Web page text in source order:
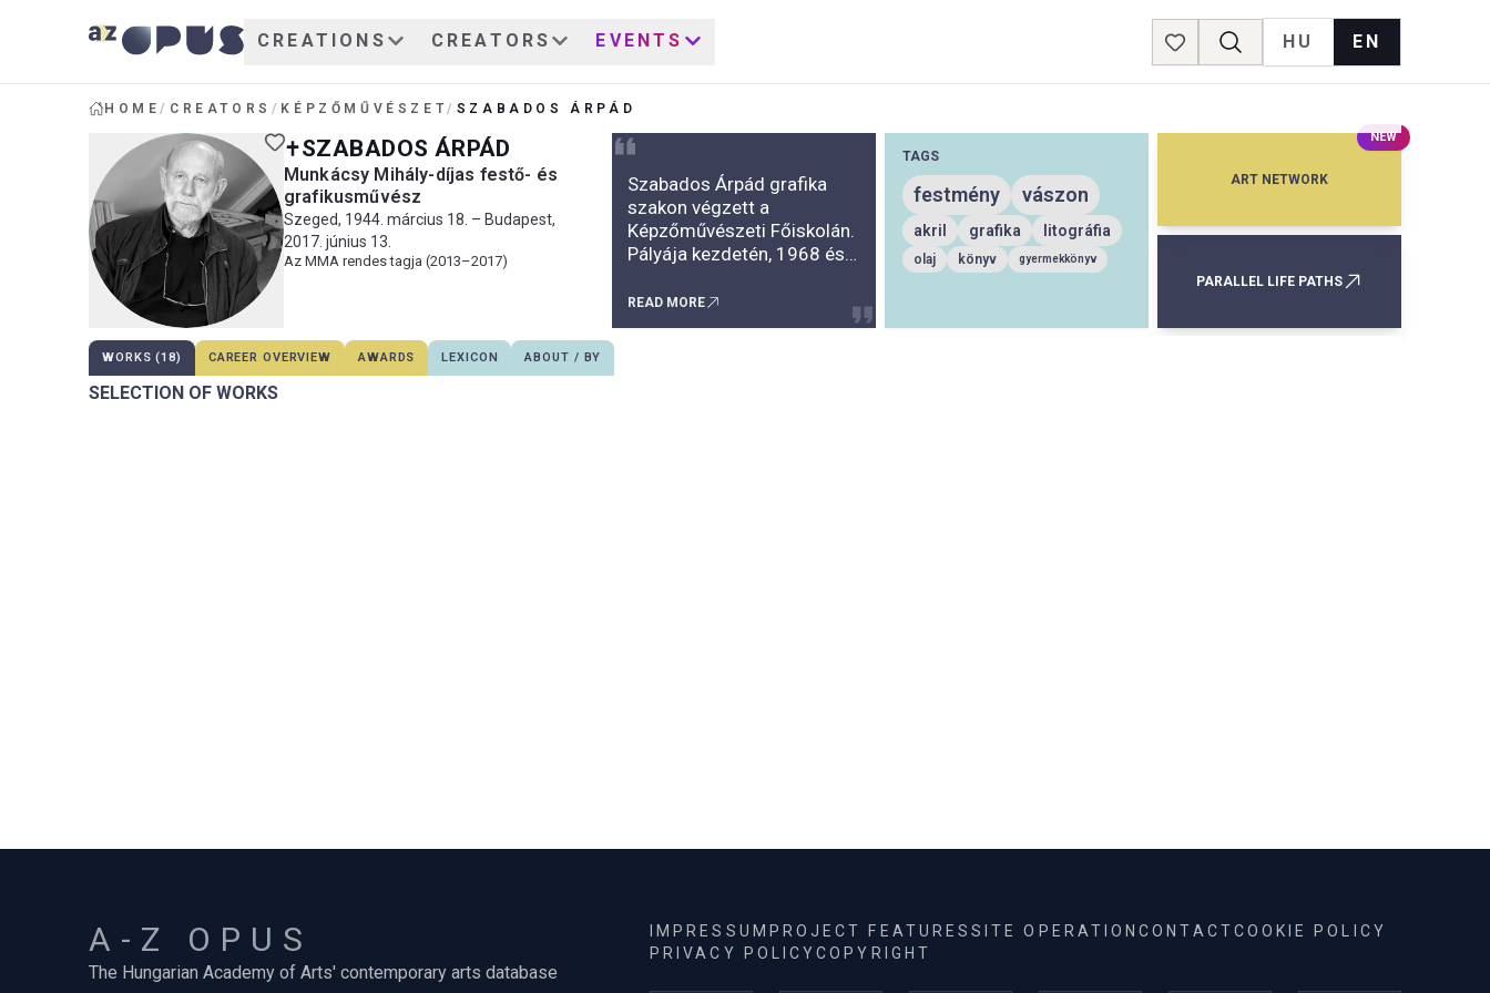
CREATIONS CREATORS EVENTS
Favorites
HU EN
HOME/ CREATORS / KÉPZŐMŰVÉSZET/ SZABADOS ÁRPÁD
SZABADOS ÁRPÁD
Munkácsy Mihály-díjas festő- és
grafikusművész
Szeged, 1944. március 18. – Budapest,
2017. június 13.
Az MMA rendes tagja (2013–2017)
Szabados Árpád grafika
szakon végzett a
Képzőművészeti Főiskolán.
Pályája kezdetén, 1968 és
mesterségbeli tökéletesség
mellett a személyes
READ MORE
TAGS
festmény vászon
akril grafika litográfia
olaj könyv gyermekkönyv
NEW
ART NETWORK
PARALLEL LIFE PATHS
WORKS (18) CAREER OVERVIEW AWARDS LEXICON ABOUT / BY
SELECTION OF WORKS
A-Z OPUS
The Hungarian Academy of Arts' contemporary arts database
IMPRESSUM PROJECT FEATURESSITE OPERATIONCONTACTCOOKIE POLICY
PRIVACY POLICYCOPYRIGHT